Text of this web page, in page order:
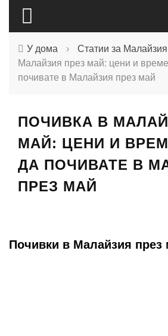
У дома › Статии за Малайзия
Малайзия през май: цени и
почивате в Малайзия през май
ПОЧИВКА В
МАЙ: ЦЕНИ И
ДА ПОЧИВАТЕ В
ПРЕЗ МАЙ
Почивки в Малайзия през